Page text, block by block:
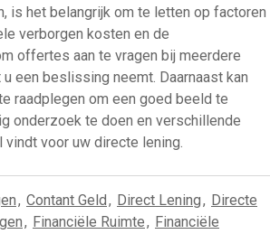
is het belangrijk om te letten op factoren
verborgen kosten en de
offertes aan te vragen bij meerdere
een beslissing neemt. Daarnaast kan
raadplegen om een goed beeld te
onderzoek te doen en verschillende
voor uw directe lening.
, Contant Geld, Direct Lening, Directe
, Financiële Ruimte, Financiële